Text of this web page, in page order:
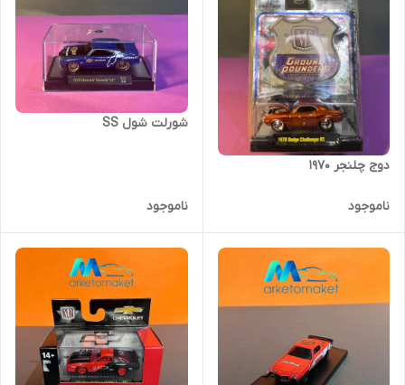
دوج چلنجر ۱۹۷۰
ناموجود
شورلت شول SS
ناموجود